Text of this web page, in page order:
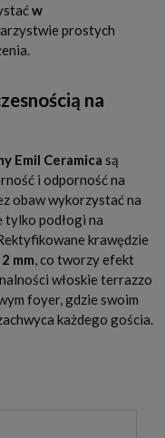
w
prostych
na
Emil Ceramica są
i odporność na
obaw wykorzystać na
tylko podłogi na
krawędzie
mm, co tworzy efekt
włoskie terrazzo
foyer, gdzie swoim
każdego gościa.